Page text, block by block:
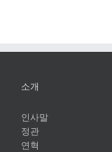
소개
인사말
정관
연혁